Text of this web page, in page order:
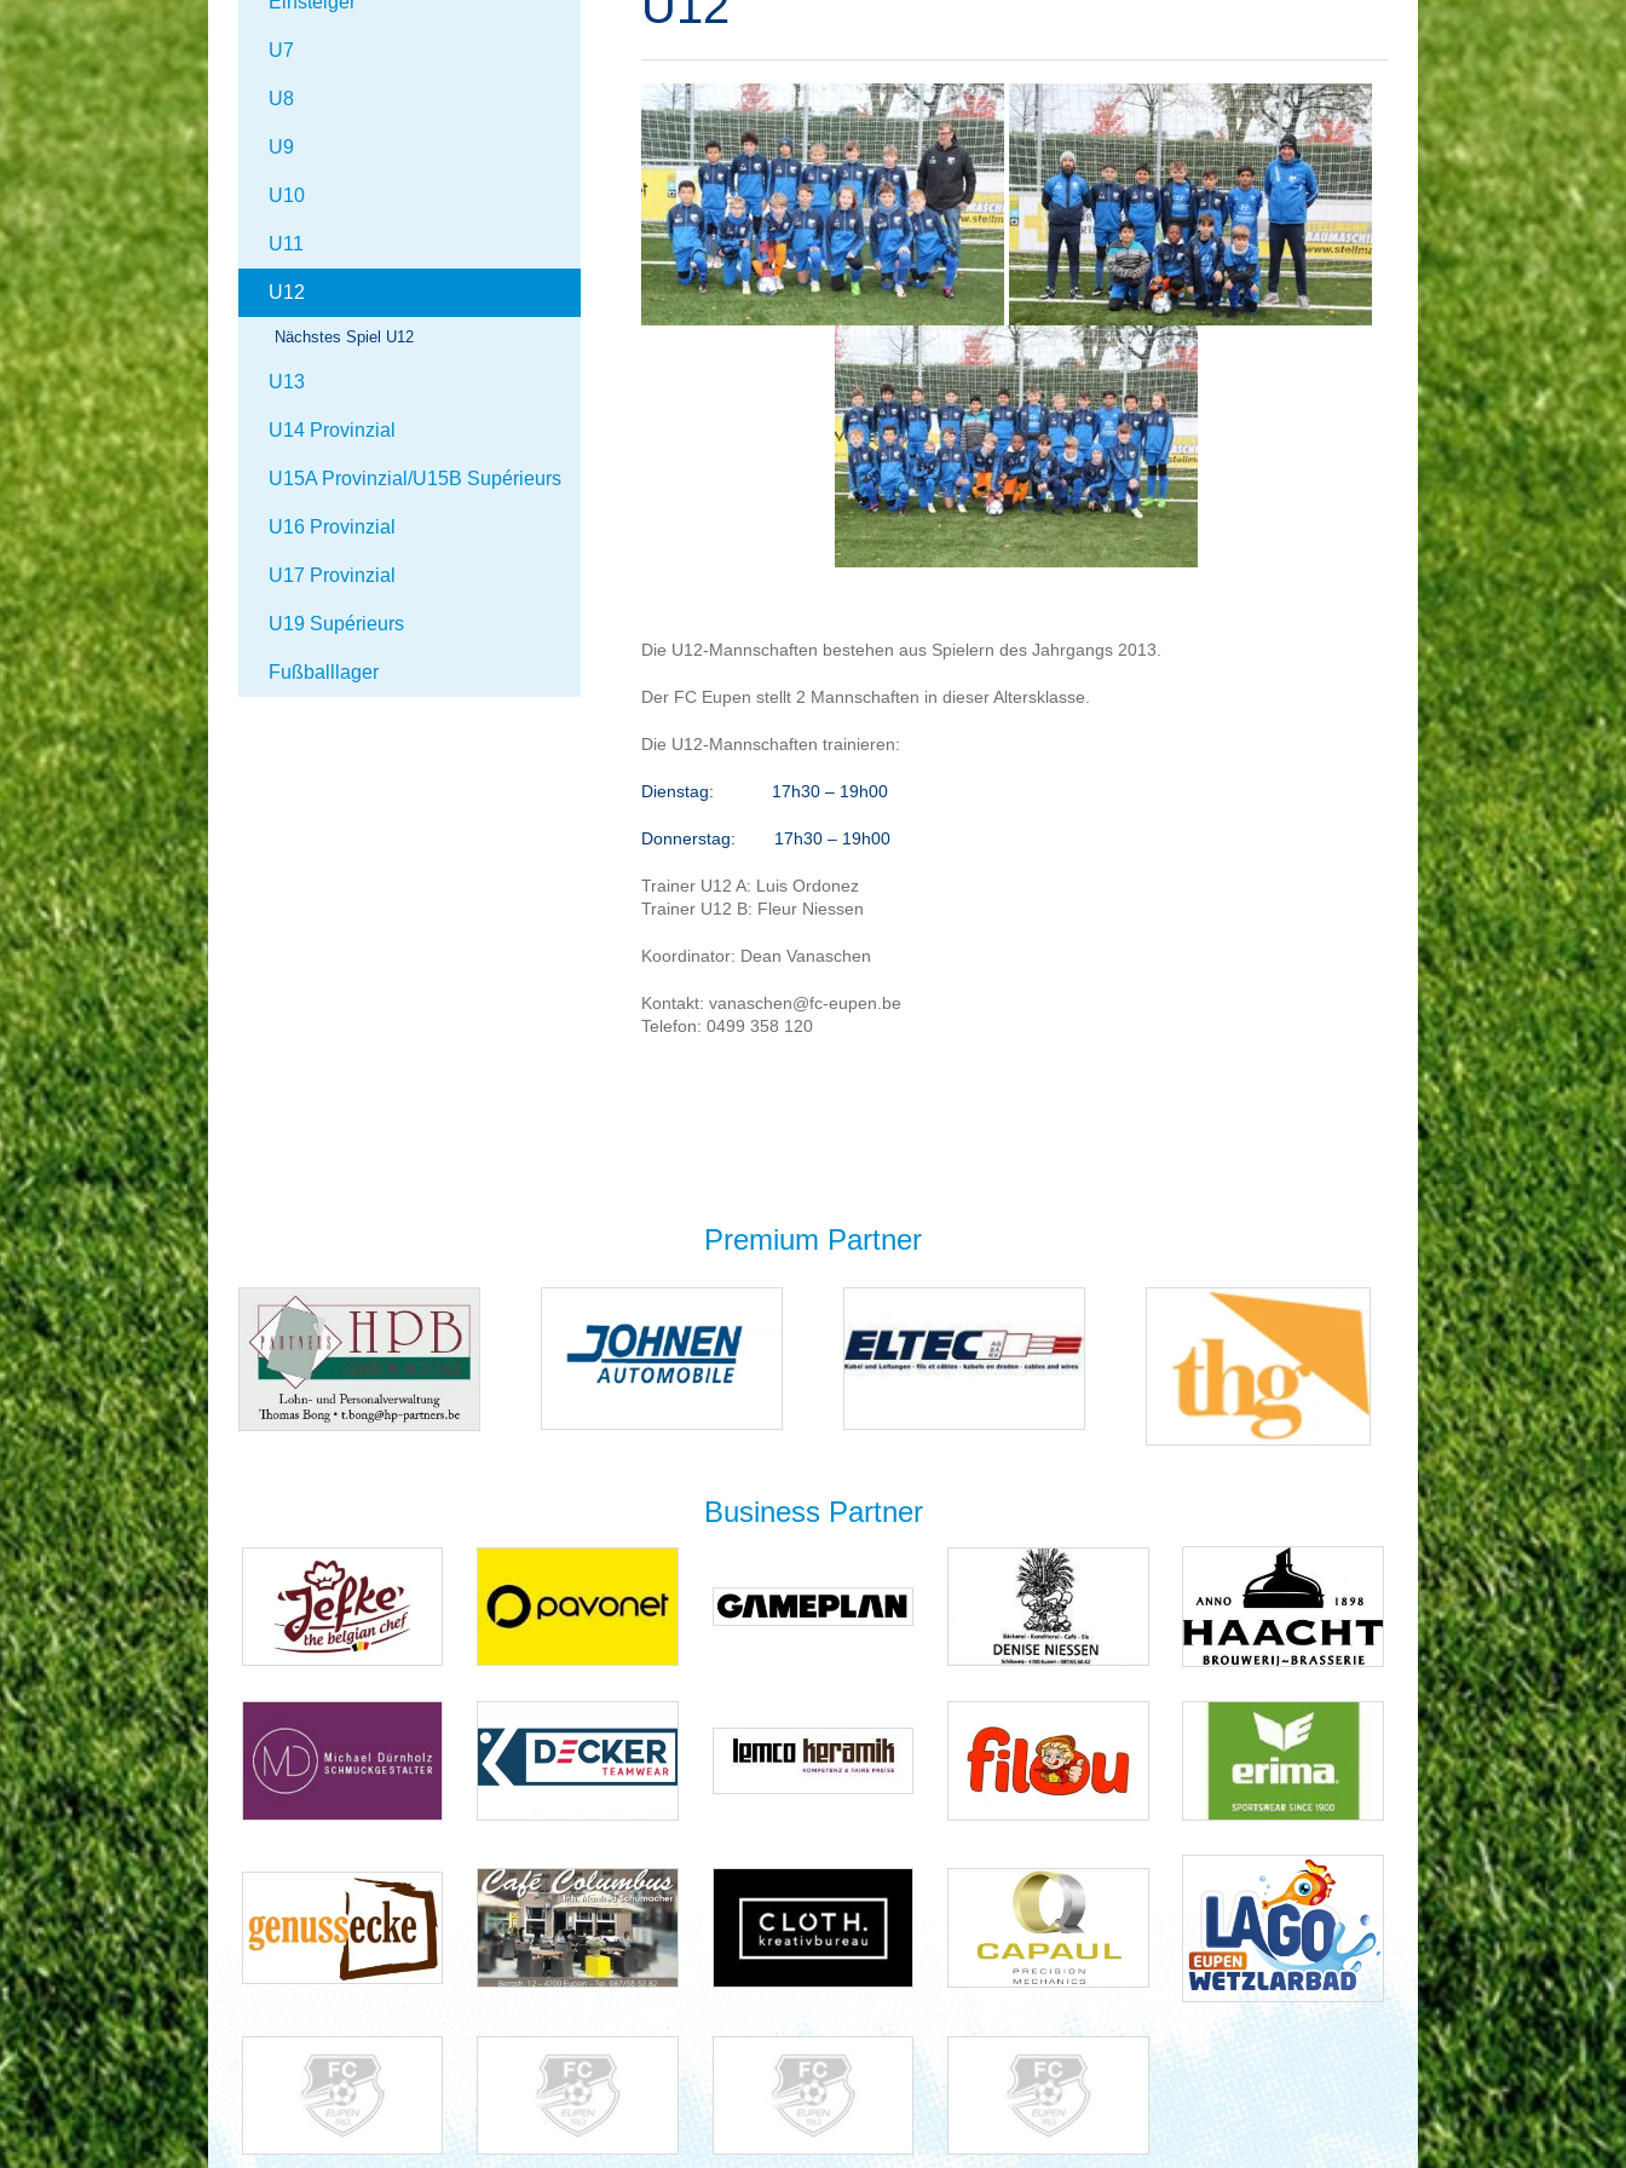
U7
U8
U9
U10
U11
U12
Nächstes Spiel U12
U13
U14 Provinzial
U15A Provinzial/U15B Supérieurs
U16 Provinzial
U17 Provinzial
U19 Supérieurs
Fußballlager
Die U12-Mannschaften bestehen aus Spielern des Jahrgangs 2013.
Der FC Eupen stellt 2 Mannschaften in dieser Altersklasse.
Die U12-Mannschaften trainieren:
Dienstag: 17h30 – 19h00
Donnerstag: 17h30 – 19h00
Trainer U12 A: Luis Ordonez
Trainer U12 B: Fleur Niessen
Koordinator: Dean Vanaschen
Kontakt: vanaschen@fc-eupen.be
Telefon: 0499 358 120
Premium Partner
Business Partner